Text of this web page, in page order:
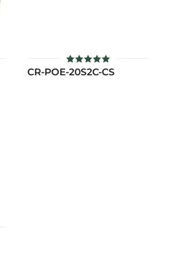
ให้คะแนน
CR-POE-20S2C-CS